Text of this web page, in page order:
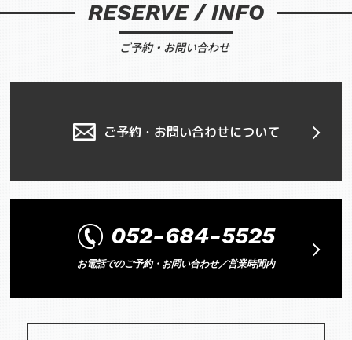
RESERVE / INFO
ご予約・お問い合わせ
ご予約・お問い合わせについて
052-684-5525
お電話でのご予約・お問い合わせ／営業時間内